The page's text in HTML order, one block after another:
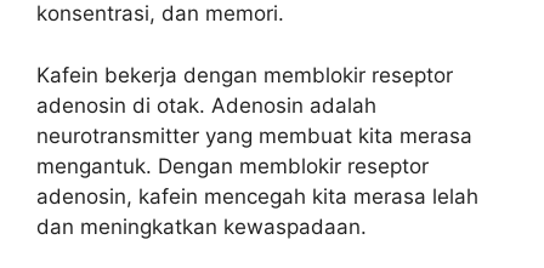
konsentrasi, dan memori.
Kafein bekerja dengan memblokir reseptor
adenosin di otak. Adenosin adalah
neurotransmitter yang membuat kita merasa
mengantuk. Dengan memblokir reseptor
adenosin, kafein mencegah kita merasa lelah
dan meningkatkan kewaspadaan.